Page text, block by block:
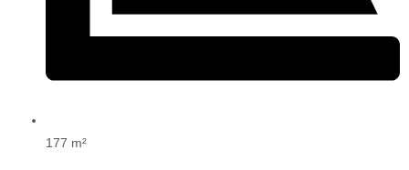
177 m²